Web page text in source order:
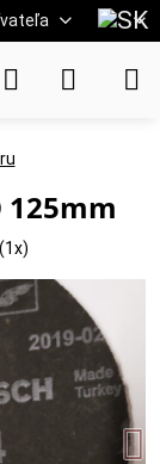
(1x)